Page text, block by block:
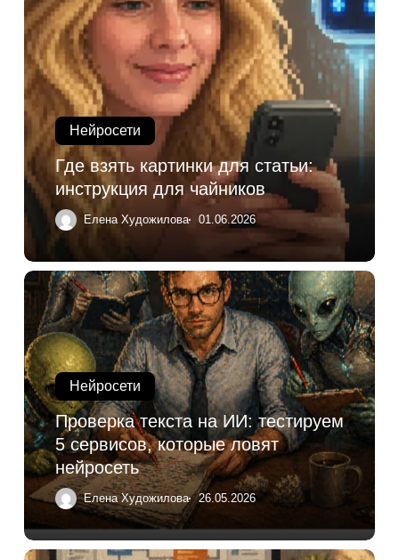
Нейросети
Где взять картинки для статьи:
инструкция для чайников
Елена Художилова 01.06.2026
Нейросети
Проверка текста на ИИ: тестируем
5 сервисов, которые ловят
нейросеть
Елена Художилова 26.05.2026